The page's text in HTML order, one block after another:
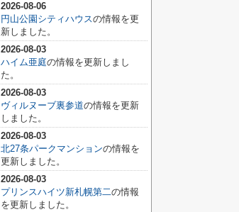
2026-08-06
円山公園シティハウスの情報を更
新しました。
2026-08-03
ハイム亜庭の情報を更新しまし
た。
2026-08-03
ヴィルヌーブ裏参道の情報を更新
しました。
2026-08-03
北27条パークマンションの情報を
更新しました。
2026-08-03
プリンスハイツ新札幌第二の情報
を更新しました。